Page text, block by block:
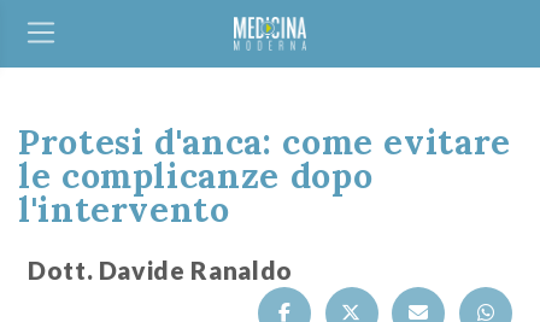
Protesi d'anca: come evitare
le complicanze dopo
l'intervento
Dott. Davide Ranaldo